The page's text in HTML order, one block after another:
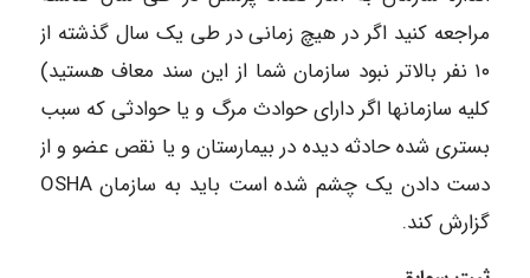
مراجعه کنید اگر در هیچ زمانی در طی یک سال گذشته از
۱۰ نفر بالاتر نبود سازمان شما از این سند معاف هستید)
کلیه سازمانها اگر دارای حوادث مرگ و یا حوادثی که سبب
بستری شده حادثه دیده در بیمارستان و یا نقص عضو و از
دست دادن یک چشم شده است باید به سازمان OSHA
گزارش کند.